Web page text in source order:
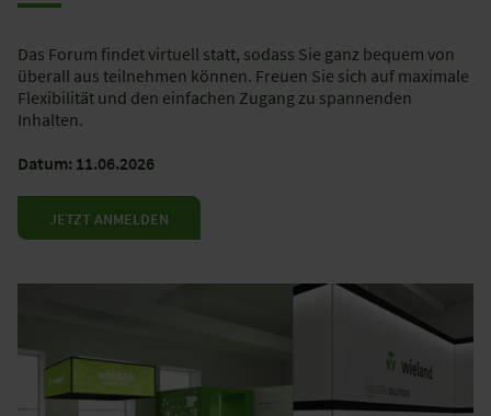
Das Forum findet virtuell statt, sodass Sie ganz bequem von
überall aus teilnehmen können. Freuen Sie sich auf maximale
Flexibilität und den einfachen Zugang zu spannenden
Inhalten.
Datum: 11.06.2026
JETZT ANMELDEN